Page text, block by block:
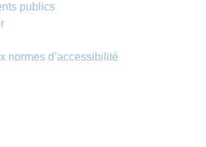
publics
normes d’accessibilité